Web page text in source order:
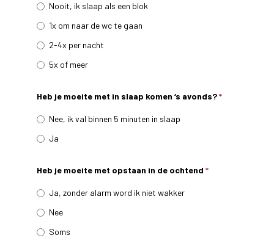
Nooit, ik slaap als een blok
1x om naar de wc te gaan
2-4x per nacht
5x of meer
Heb je moeite met in slaap komen ‘s avonds?*
Nee, ik val binnen 5 minuten in slaap
Ja
Heb je moeite met opstaan in de ochtend *
Ja, zonder alarm word ik niet wakker
Nee
Soms